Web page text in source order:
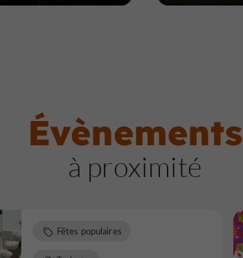
Évènements
à proximité
Fêtes populaires